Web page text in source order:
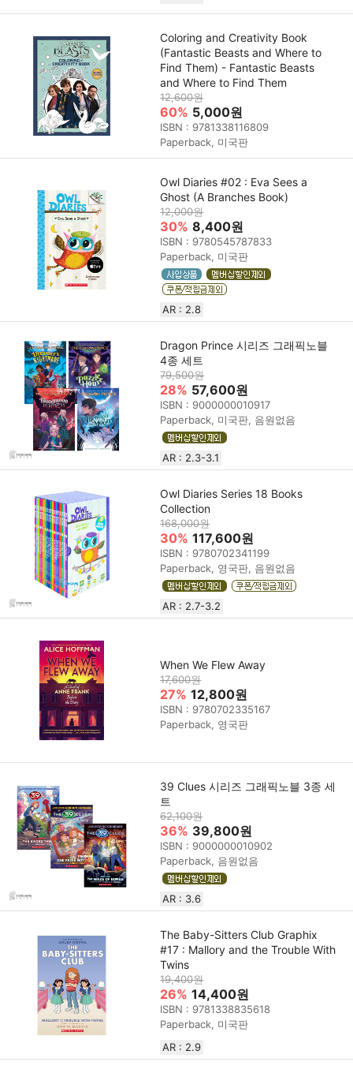
Coloring and Creativity Book
(Fantastic Beasts and Where to
Find Them) - Fantastic Beasts
and Where to Find Them
12,600원
60% 5,000원
ISBN : 9781338116809
Paperback, 미국판
Owl Diaries #02 : Eva Sees a
Ghost (A Branches Book)
12,000원
30% 8,400원
ISBN : 9780545787833
Paperback, 미국판
AR : 2.8
Dragon Prince 시리즈 그래픽노블
4종 세트
79,500원
28% 57,600원
ISBN : 9000000010917
Paperback, 미국판, 음원없음
AR : 2.3-3.1
Owl Diaries Series 18 Books
Collection
168,000원
30% 117,600원
ISBN : 9780702341199
Paperback, 영국판, 음원없음
AR : 2.7-3.2
When We Flew Away
17,600원
27% 12,800원
ISBN : 9780702335167
Paperback, 영국판
39 Clues 시리즈 그래픽노블 3종 세
트
62,100원
36% 39,800원
ISBN : 9000000010902
Paperback, 음원없음
AR : 3.6
The Baby-Sitters Club Graphix
#17 : Mallory and the Trouble With
Twins
19,400원
26% 14,400원
ISBN : 9781338835618
Paperback, 미국판
AR : 2.9